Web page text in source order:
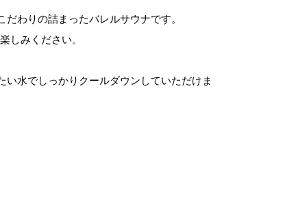
わりの詰まったバレルサウナです。
しみください。
い水でしっかりクールダウンしていただけま